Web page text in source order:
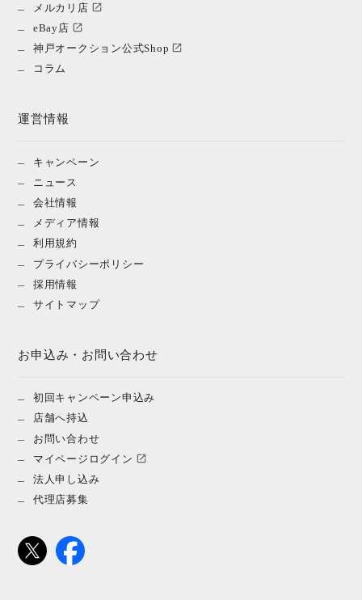
メルカリ店
eBay店
神戸オークション公式Shop
コラム
運営情報
キャンペーン
ニュース
会社情報
メディア情報
利用規約
プライバシーポリシー
採用情報
サイトマップ
お申込み・お問い合わせ
初回キャンペーン申込み
店舗へ持込
お問い合わせ
マイページログイン
法人申し込み
代理店募集